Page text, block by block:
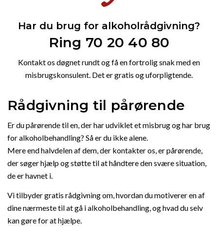
Har du brug for alkoholrådgivning?
Ring 70 20 40 80
Kontakt os døgnet rundt og få en fortrolig snak med en
misbrugskonsulent. Det er gratis og uforpligtende.
Rådgivning til pårørende
Er du pårørende til en, der har udviklet et misbrug og har brug
for alkoholbehandling? Så er du ikke alene.
Mere end halvdelen af dem, der kontakter os, er pårørende,
der søger hjælp og støtte til at håndtere den svære situation,
de er havnet i.
Vi tilbyder gratis rådgivning om, hvordan du motiverer en af
dine nærmeste til at gå i alkoholbehandling, og hvad du selv
kan gøre for at hjælpe.